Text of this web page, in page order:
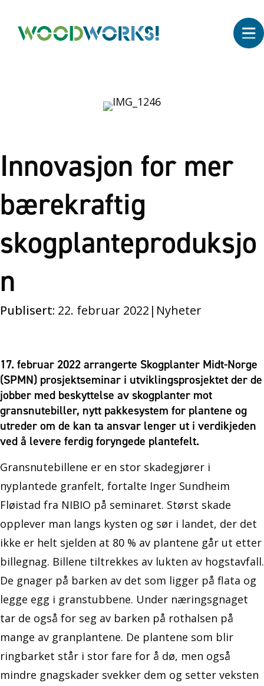
Innovasjon for mer
bærekraftig
skogplanteproduksjo
n
Publisert: 22. februar 2022 | Nyheter
17. februar 2022 arrangerte Skogplanter Midt-Norge
(SPMN) prosjektseminar i utviklingsprosjektet der de
jobber med beskyttelse av skogplanter mot
gransnutebiller, nytt pakkesystem for plantene og
utreder om de kan ta ansvar lenger ut i verdikjeden
ved å levere ferdig foryngede plantefelt.
Gransnutebillene er en stor skadegjører i
nyplantede granfelt, fortalte Inger Sundheim
Fløistad fra NIBIO på seminaret. Størst skade
opplever man langs kysten og sør i landet, der det
ikke er helt sjelden at 80 % av plantene går ut etter
billegnag. Billene tiltrekkes av lukten av hogstavfall.
De gnager på barken av det som ligger på flata og
legge egg i granstubbene. Under næringsgnaget
tar de også for seg av barken på rothalsen på
mange av granplantene. De plantene som blir
ringbarket står i stor fare for å dø, men også
mindre gnagskader svekker dem og setter veksten